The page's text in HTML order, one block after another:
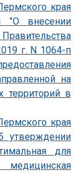
края
внесении
г. N 1064-п
на
территорий в
края
утверждении
для